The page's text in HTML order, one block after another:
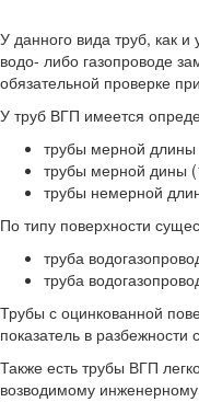
У данного вида труб, как
водо- либо газопроводе
обязательной проверке
У труб ВГП имеется
трубы мерной
трубы мерной дины
трубы немерной
По типу поверхности
труба
труба
Трубы с оцинкованной
показатель в разбежности
Также есть трубы ВГП
возводимому